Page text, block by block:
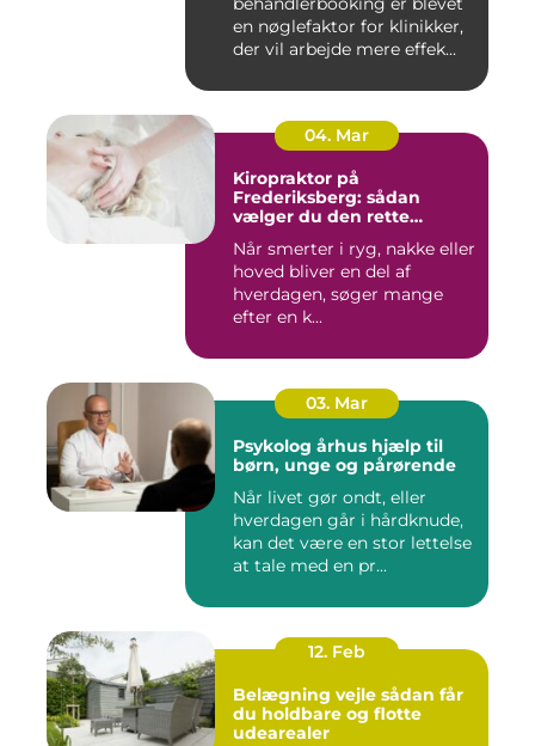
en nøglefaktor for klinikker,
der vil arbejde mere effek...
04. Mar
Kiropraktor på
Frederiksberg: sådan
vælger du den rette
Når smerter i ryg, nakke eller
hoved bliver en del af
hverdagen, søger mange
efter en k...
03. Mar
Psykolog århus hjælp til
børn, unge og pårørende
Når livet gør ondt, eller
hverdagen går i hårdknude,
kan det være en stor lettelse
at tale med en pr...
12. Feb
Belægning vejle sådan får
du holdbare og flotte
udearealer